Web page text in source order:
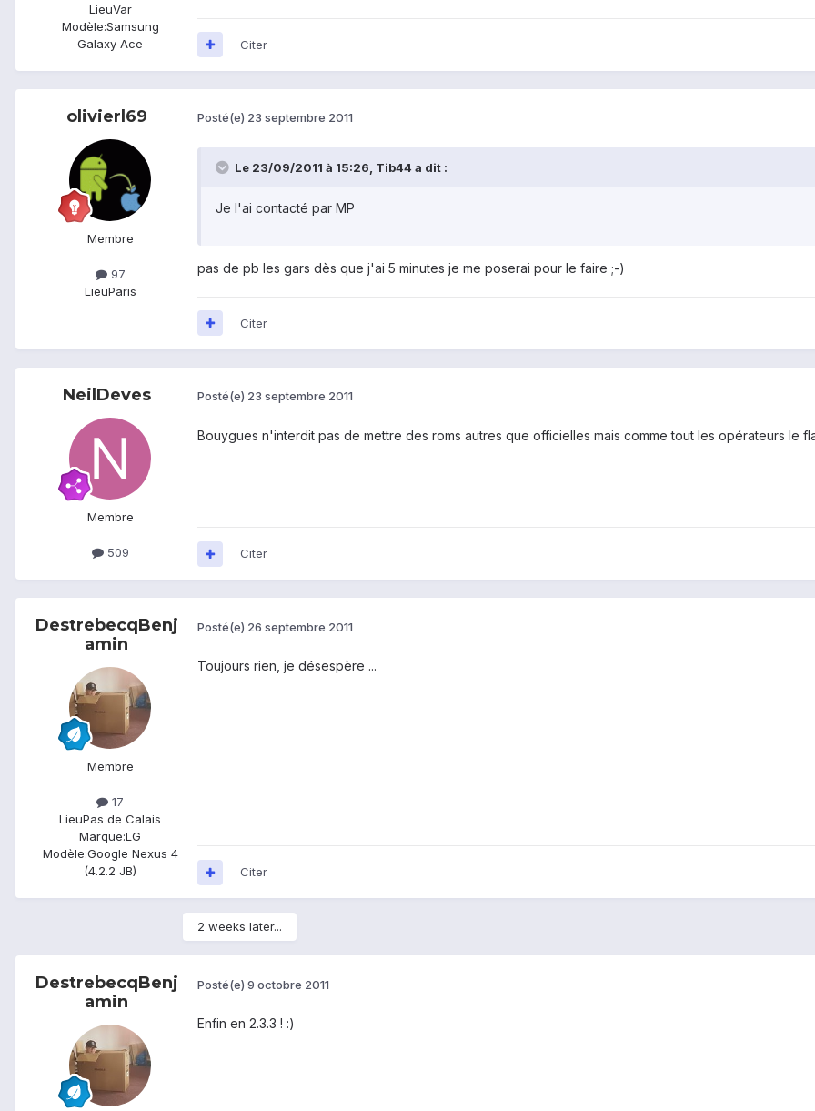
LieuVar
Modèle:Samsung
Galaxy Ace
Citer
olivierl69
Membre
97
LieuParis
Posté(e) 23 septembre 2011
Le 23/09/2011 à 15:26, Tib44 a dit :
Je l'ai contacté par MP
pas de pb les gars dès que j'ai 5 minutes je me poserai pour le faire ;-)
Citer
NeilDeves
Membre
509
Posté(e) 23 septembre 2011
Bouygues n'interdit pas de mettre des roms autres que officielles mais comme tout les opérateurs le
Citer
DestrebecqBenj
amin
Membre
17
LieuPas de Calais
Marque:LG
Modèle:Google Nexus 4
(4.2.2 JB)
Posté(e) 26 septembre 2011
Toujours rien, je désespère ...
Citer
2 weeks later...
DestrebecqBenj
amin
Posté(e) 9 octobre 2011
Enfin en 2.3.3 ! :)